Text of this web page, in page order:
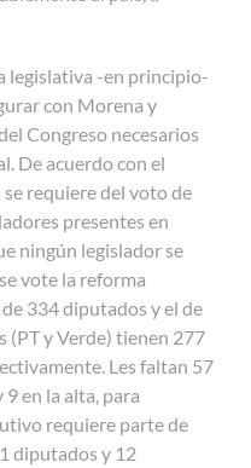
legislativa -en principio-
con Morena y
Congreso necesarios
De acuerdo con el
requiere del voto de
presentes en
ningún legislador se
vote la reforma
334 diputados y el de
(PT y Verde) tienen 277
Les faltan 57
9 en la alta, para
requiere parte de
diputados y 12